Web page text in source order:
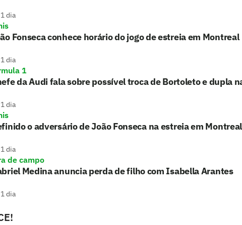
dia
Fonseca conhece horário do jogo de estreia em Montreal
dia
1
da Audi fala sobre possível troca de Bortoleto e dupla
dia
o adversário de João Fonseca na estreia em Montreal
dia
de campo
Medina anuncia perda de filho com Isabella Arantes
dia